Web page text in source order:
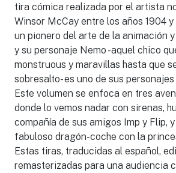
tira cómica realizada por el artista
Winsor McCay entre los años 1904 y
un pionero del arte de la animación
y su personaje Nemo -aquel chico
monstruous y maravillas hasta que
sobresalto- es uno de sus
Este volumen se enfoca en tres
donde lo vemos nadar con sirenas,
compañía de sus amigos Imp y Flip,
fabuloso dragón-coche con la
Estas tiras, traducidas al español,
remasterizadas para una audiencia